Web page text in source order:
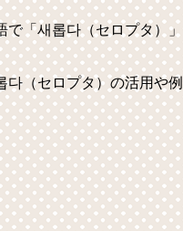
で「새롭다（セロプタ）」
다（セロプタ）の活用や例